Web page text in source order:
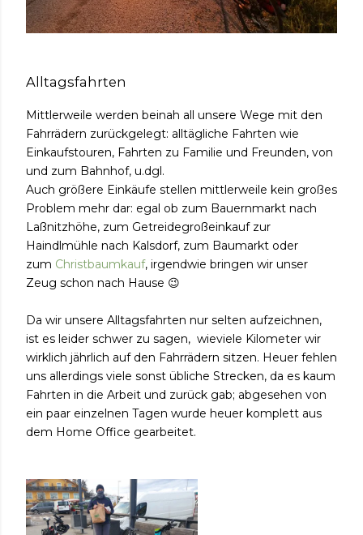
Alltagsfahrten
Mittlerweile werden beinah all unsere Wege mit den
Fahrrädern zurückgelegt: alltägliche Fahrten wie
Einkaufstouren, Fahrten zu Familie und Freunden, von
und zum Bahnhof, u.dgl.
Auch größere Einkäufe stellen mittlerweile kein großes
Problem mehr dar: egal ob zum Bauernmarkt nach
Laßnitzhöhe, zum Getreidegroßeinkauf zur
Haindlmühle nach Kalsdorf, zum Baumarkt oder
zum Christbaumkauf, irgendwie bringen wir unser
Zeug schon nach Hause 😉
Da wir unsere Alltagsfahrten nur selten aufzeichnen,
ist es leider schwer zu sagen, wieviele Kilometer wir
wirklich jährlich auf den Fahrrädern sitzen. Heuer fehlen
uns allerdings viele sonst übliche Strecken, da es kaum
Fahrten in die Arbeit und zurück gab; abgesehen von
ein paar einzelnen Tagen wurde heuer komplett aus
dem Home Office gearbeitet.